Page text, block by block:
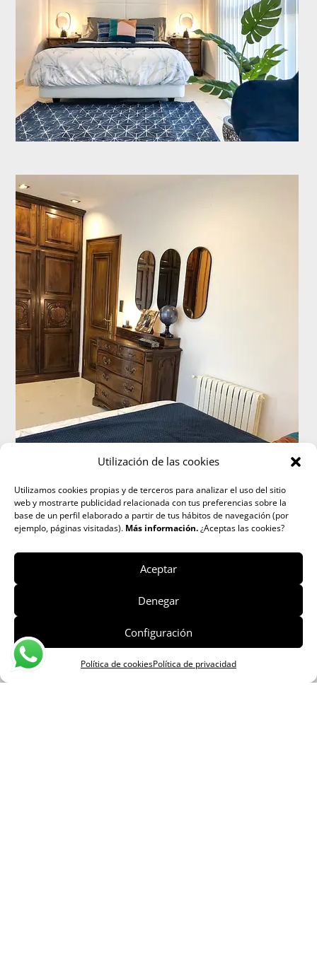
Utilización de las cookies
Utilizamos cookies propias y de terceros para analizar el uso del sitio
web y mostrarte publicidad relacionada con tus preferencias sobre la
base de un perfil elaborado a partir de tus hábitos de navegación (por
ejemplo, páginas visitadas). Más información.¿Aceptas las cookies?
Aceptar
Denegar
Configuración
Política de cookiesPolítica de privacidad